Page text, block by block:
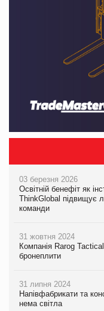
03 березня 2026
Освітній бенефіт як
ThinkGlobal підвищує
команди
31 жовтня 2024
Компанія Rarog
бронеплити
31 липня 2024
Напівфабрикати та
нема світла